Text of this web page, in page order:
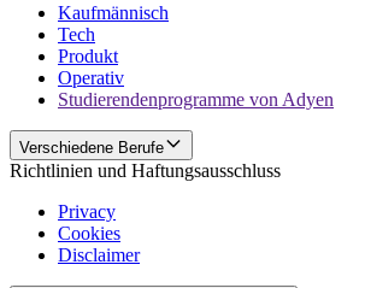
Kaufmännisch
Tech
Produkt
Operativ
Studierendenprogramme von Adyen
Verschiedene Berufe
Richtlinien und Haftungsausschluss
Privacy
Cookies
Disclaimer